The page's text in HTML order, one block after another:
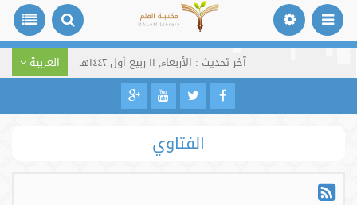
آخر تحديث : الأربعاء, ١١ ربيع أول ١٤٤٢هـ العربية
الفتاوي